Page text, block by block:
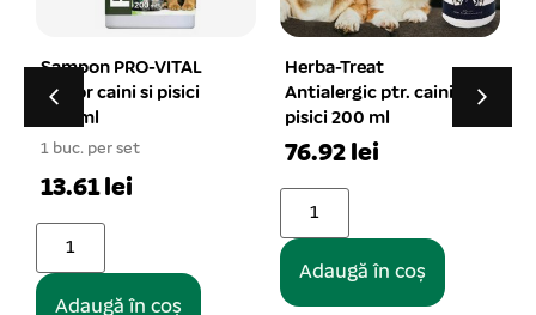
Herba-Treat
Antialergic ptr. caini si
pisici 200 ml
76.92 lei
Adaugă în coș
Haina bumbac kaki
reiat captusita cu
gluga XL – 16#
1 buc. per set
52.33 lei
Adaugă în coș